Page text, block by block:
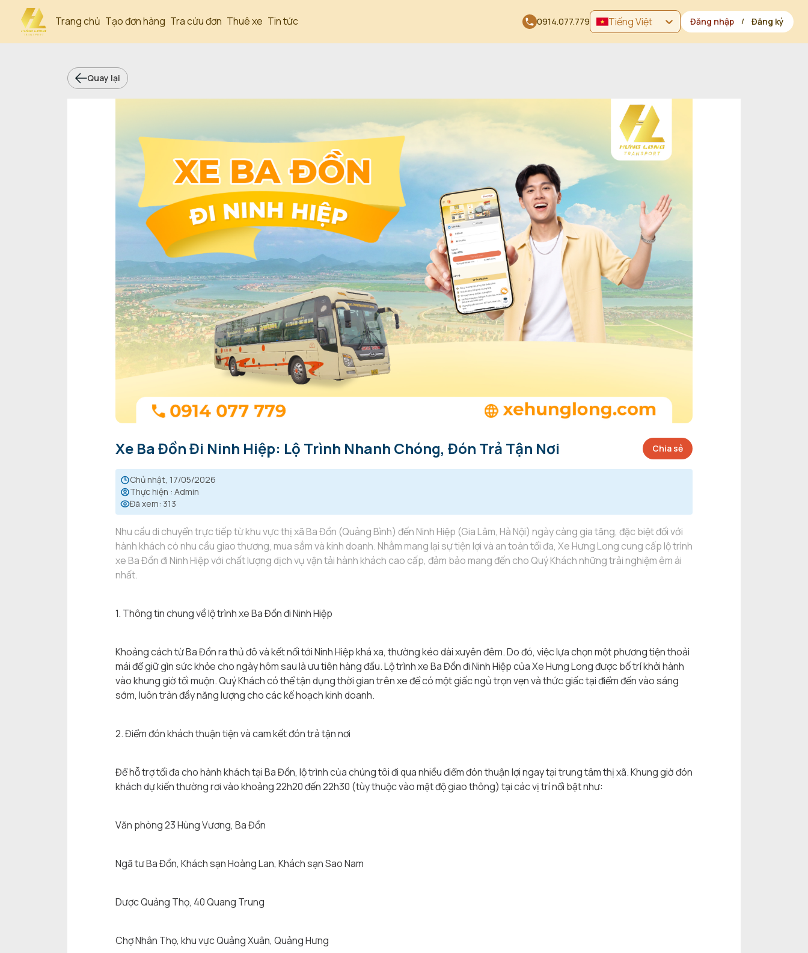
Trang chủ Tạo đơn hàng Tra cứu đơn Thuê xe Tin tức 0914.077.779 Tiếng Việt Đăng nhập / Đăng ký
Quay lại
Xe Ba Đồn Đi Ninh Hiệp: Lộ Trình Nhanh Chóng, Đón Trả Tận Nơi Chia sẻ
chủ nhật, 17/05/2026
Thực hiện : Admin
Đã xem: 313
Nhu cầu di chuyển trực tiếp từ khu vực thị xã Ba Đồn (Quảng Bình) đến Ninh Hiệp (Gia Lâm, Hà Nội) ngày càng gia tăng, đặc biệt đối với
hành khách có nhu cầu giao thương, mua sắm và kinh doanh. Nhằm mang lại sự tiện lợi và an toàn tối đa, Xe Hưng Long cung cấp lộ trình
xe Ba Đồn đi Ninh Hiệp với chất lượng dịch vụ vận tải hành khách cao cấp, đảm bảo mang đến cho Quý Khách những trải nghiệm êm ái
nhất.
1. Thông tin chung về lộ trình xe Ba Đồn đi Ninh Hiệp
Khoảng cách từ Ba Đồn ra thủ đô và kết nối tới Ninh Hiệp khá xa, thường kéo dài xuyên đêm. Do đó, việc lựa chọn một phương tiện thoải
mái để giữ gìn sức khỏe cho ngày hôm sau là ưu tiên hàng đầu. Lộ trình xe Ba Đồn đi Ninh Hiệp của Xe Hưng Long được bố trí khởi hành
vào khung giờ tối muộn. Quý Khách có thể tận dụng thời gian trên xe để có một giấc ngủ trọn vẹn và thức giấc tại điểm đến vào sáng
sớm, luôn tràn đầy năng lượng cho các kế hoạch kinh doanh.
2. Điểm đón khách thuận tiện và cam kết đón trả tận nơi
Để hỗ trợ tối đa cho hành khách tại Ba Đồn, lộ trình của chúng tôi đi qua nhiều điểm đón thuận lợi ngay tại trung tâm thị xã. Khung giờ đón
khách dự kiến thường rơi vào khoảng 22h20 đến 22h30 (tùy thuộc vào mật độ giao thông) tại các vị trí nổi bật như:
Văn phòng 23 Hùng Vương, Ba Đồn
Ngã tư Ba Đồn, Khách sạn Hoàng Lan, Khách sạn Sao Nam
Dược Quảng Thọ, 40 Quang Trung
Chợ Nhân Thọ, khu vực Quảng Xuân, Quảng Hưng